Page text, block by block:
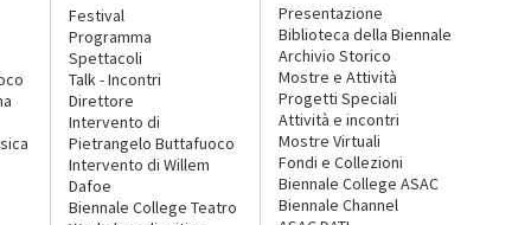
Festival
Programma
Spettacoli
Talk - Incontri
Direttore
Intervento di
Pietrangelo Buttafuoco
Intervento di Willem
Dafoe
Biennale College Teatro
Presentazione
Biblioteca della Biennale
Archivio Storico
Mostre e Attività
Progetti Speciali
Attività e incontri
Mostre Virtuali
Fondi e Collezioni
Biennale College ASAC
Biennale Channel